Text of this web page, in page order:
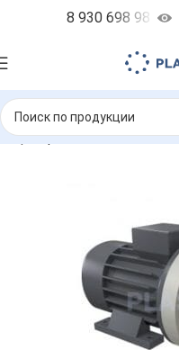
8 930 698 98 38
центробежные насосы